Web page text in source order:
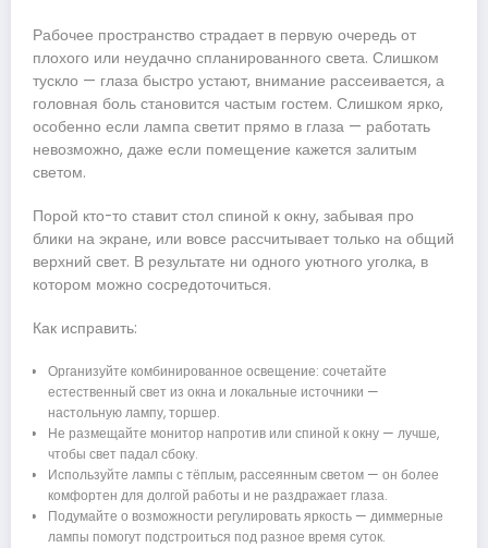
Рабочее пространство страдает в первую очередь от
плохого или неудачно спланированного света. Слишком
тускло — глаза быстро устают, внимание рассеивается, а
головная боль становится частым гостем. Слишком ярко,
особенно если лампа светит прямо в глаза — работать
невозможно, даже если помещение кажется залитым
светом.
Порой кто-то ставит стол спиной к окну, забывая про
блики на экране, или вовсе рассчитывает только на общий
верхний свет. В результате ни одного уютного уголка, в
котором можно сосредоточиться.
Как исправить:
Организуйте комбинированное освещение: сочетайте
естественный свет из окна и локальные источники —
настольную лампу, торшер.
Не размещайте монитор напротив или спиной к окну — лучше,
чтобы свет падал сбоку.
Используйте лампы с тёплым, рассеянным светом — он более
комфортен для долгой работы и не раздражает глаза.
Подумайте о возможности регулировать яркость — диммерные
лампы помогут подстроиться под разное время суток.